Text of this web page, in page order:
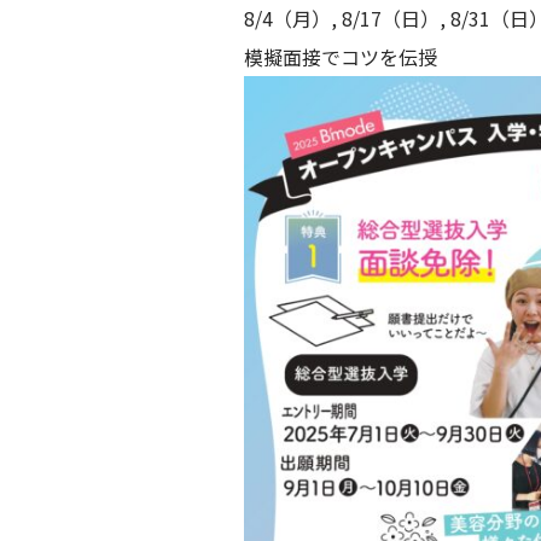
8/4（月）, 8/17（日）, 8/31（日
模擬面接でコツを伝授